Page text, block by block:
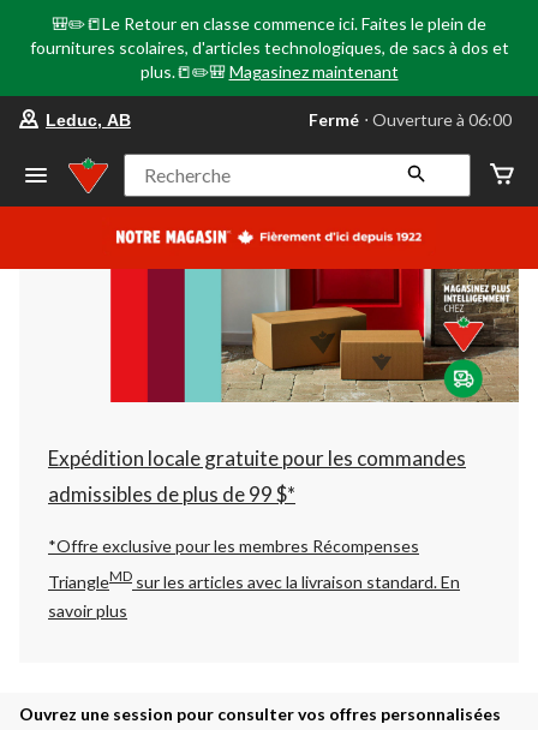
🎒✏️📒Le Retour en classe commence ici. Faites le plein de
fournitures scolaires, d'articles technologiques, de sacs à dos et
plus.📒✏️🎒 Magasinez maintenant
votre
préféré
Leduc,
AB,
courament
Ouverture
à
06:00
cliquer
pour
changer
Leduc, AB Fermé ⋅ Ouverture à 06:00
Recherche
Expédition locale gratuite pour les commandes
admissibles de plus de 99 $*
*Offre exclusive pour les membres Récompenses
TriangleMD sur les articles avec la livraison standard.En
savoir plus
Ouvrez une session pour consulter vos offres personnalisées